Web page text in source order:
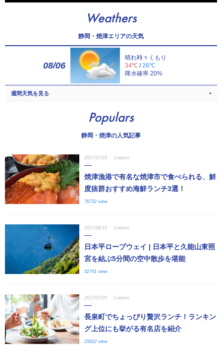
Weathers
静岡・焼津エリアの天気
08/06
晴れ時々くもり
34℃ /26℃
降水確率 20%
週間天気を見る
Populars
静岡・焼津の人気記事
2017/07/25 Column
焼津漁港で有名な焼津市で食べられる、鮮
度抜群おすすめ海鮮ランチ3選！
76732 view
2017/08/16 Column
日本平ロープウェイ | 日本平と久能山東照
宮を結ぶ5分間の空中散歩を堪能
52791 view
2017/07/25 Column
長泉町でちょっぴり贅沢ランチ！ランキン
グ上位にも挙がる有名店を紹介
25622 view